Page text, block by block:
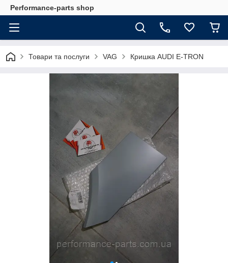
Performance-parts shop
Товари та послуги VAG Кришка AUDI E-TRON